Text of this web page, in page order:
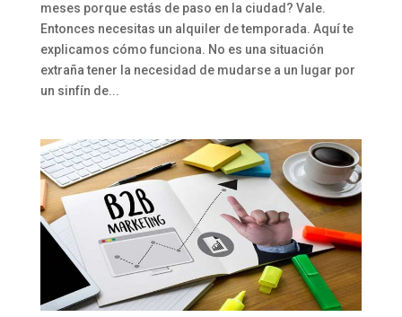
meses porque estás de paso en la ciudad? Vale.
Entonces necesitas un alquiler de temporada. Aquí te
explicamos cómo funciona. No es una situación
extraña tener la necesidad de mudarse a un lugar por
un sinfín de...